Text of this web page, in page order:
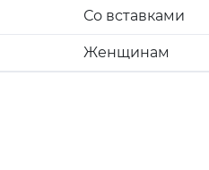
Со вставками
Женщинам